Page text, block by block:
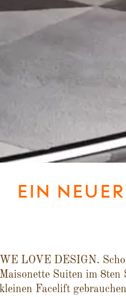
EIN
WE LOVE DESIGN.
Maisonette Suiten im 8ten
kleinen Facelift